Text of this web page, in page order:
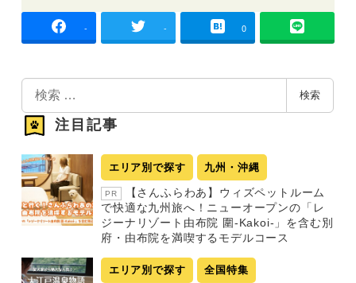
- - 0
検
索
検索
注目記事
エリア別で探す 九州・沖縄
PR
【さんふらわあ】ウィズペットルーム
で快適な九州旅へ！ニューオープンの「レ
ジーナリゾート由布院 圍-Kakoi-」を含む別
府・由布院を満喫するモデルコース
エリア別で探す 全国特集